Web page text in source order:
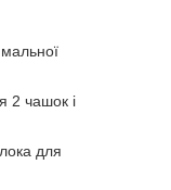
2 чашок і
для